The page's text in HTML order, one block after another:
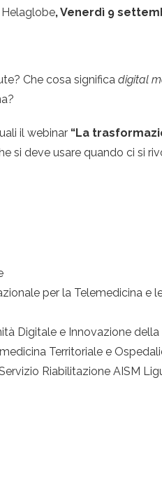
, Venerdì 9
Che cosa significa digital
il webinar “La
si deve usare quando ci
per la Telemedicina e
Digitale e Innovazione
Territoriale e
Riabilitazione AISM